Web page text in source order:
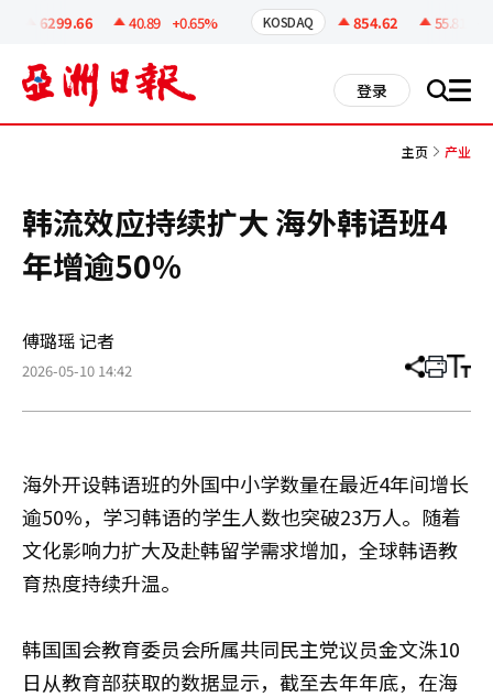
6299.66 40.89 +0.65% KOSDAQ 854.62 55.81
登录 搜 all
主页 产业
韩流效应持续扩大 海外韩语班4
年增逾50%
傅璐瑶 记者
2026-05-10 14:42 分
章
打 调
小
海外开设韩语班的外国中小学数量在最近4年间增长
逾50%，学习韩语的学生人数也突破23万人。随着
文化影响力扩大及赴韩留学需求增加，全球韩语教
育热度持续升温。
韩国国会教育委员会所属共同民主党议员金文洙10
日从教育部获取的数据显示，截至去年年底，在海